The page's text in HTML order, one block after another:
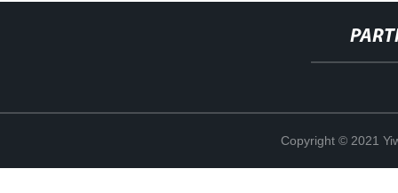
Copyright © 2021